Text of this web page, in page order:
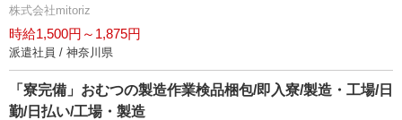
株式会社mitoriz
時給1,500円～1,875円
派遣社員 / 神奈川県
「寮完備」おむつの製造作業検品梱包/即入寮/製造・工場/日
勤/日払い/工場・製造